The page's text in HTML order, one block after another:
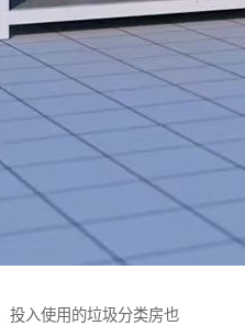
投入使用的垃圾分类房也